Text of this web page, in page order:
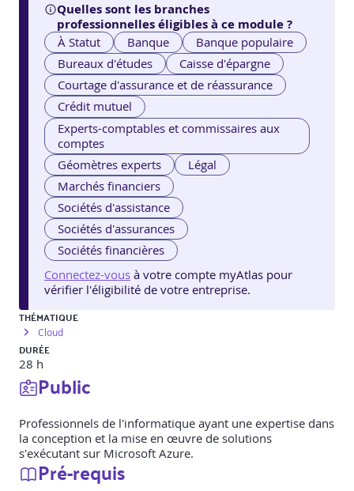
Quelles sont les branches
professionnelles éligibles à ce module ?
À Statut Banque
Banque populaire
Bureaux d'études
Caisse d'épargne
Courtage d'assurance et de réassurance
Crédit mutuel
Experts-comptables et commissaires aux
comptes
Géomètres experts
Légal
Marchés financiers
Sociétés d'assistance
Sociétés d'assurances
Sociétés financières
Connectez-vous à votre compte myAtlas pour
vérifier l'éligibilité de votre entreprise.
THÉMATIQUE
Cloud
DURÉE
28 h
Public
Professionnels de l'informatique ayant une expertise dans
la conception et la mise en œuvre de solutions
s'exécutant sur Microsoft Azure.
Pré-requis